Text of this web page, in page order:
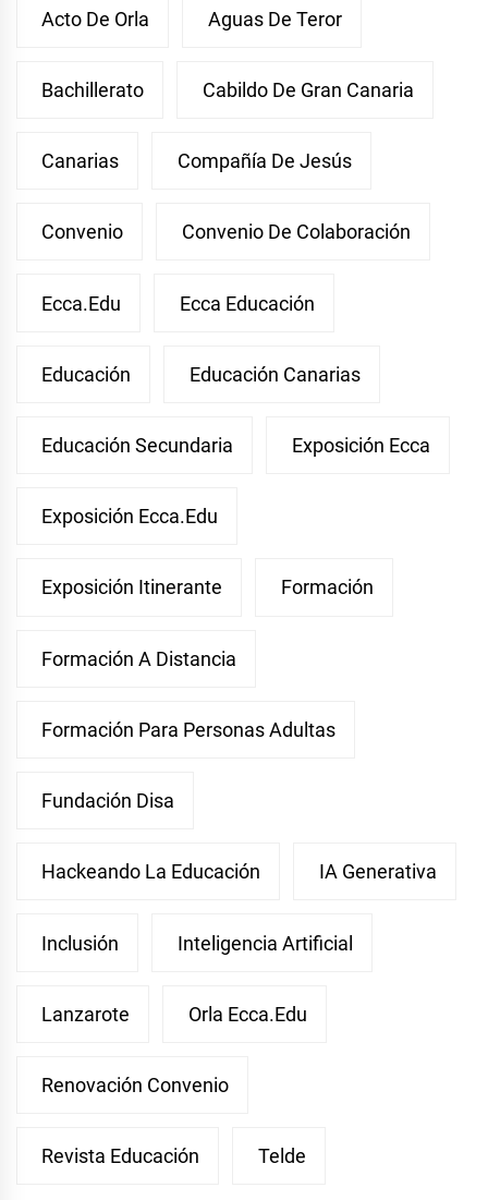
Acto De Orla Aguas De Teror
Bachillerato Cabildo De Gran Canaria
Canarias Compañía De Jesús
Convenio Convenio De Colaboración
Ecca.edu Ecca Educación
Educación Educación Canarias
Educación Secundaria Exposición Ecca
Exposición Ecca.edu
Exposición Itinerante Formación
Formación A Distancia
Formación Para Personas Adultas
Fundación Disa
Hackeando La Educación IA Generativa
Inclusión Inteligencia Artificial
Lanzarote Orla Ecca.edu
Renovación Convenio
Revista Educación Telde